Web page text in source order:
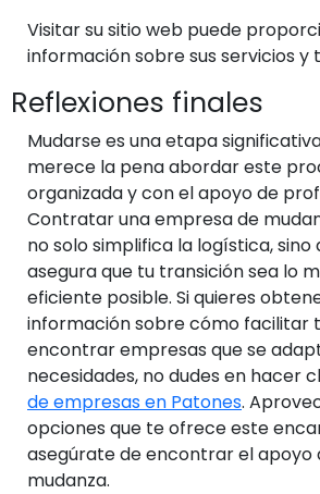
Visitar su sitio web puede
información sobre sus servicios y
Reflexiones finales
Mudarse es una etapa
merece la pena abordar este
organizada y con el apoyo de
Contratar una empresa de
no solo simplifica la logística,
asegura que tu transición sea lo
eficiente posible. Si quieres
información sobre cómo facilitar
encontrar empresas que se
necesidades, no dudes en hacer
de empresas en Patones.
opciones que te ofrece este
asegúrate de encontrar el apoyo
mudanza.